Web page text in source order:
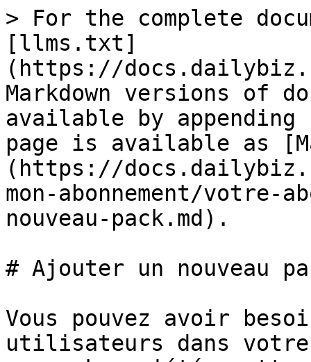
> For the complete
[llms.txt]
(https://
Markdown versions of
available by
page is available as
(https://
mon-abonnement/votre-
nouveau-pack.md).
# Ajouter un nouveau
Vous pouvez avoir
utilisateurs dans votre